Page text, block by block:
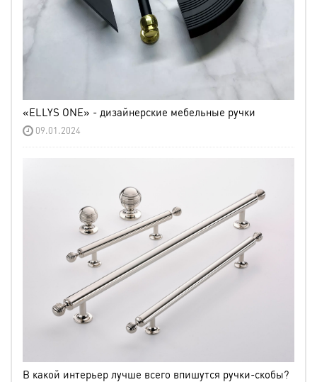
«ELLYS ONE» - дизайнерские мебельные ручки
09.01.2024
В какой интерьер лучше всего впишутся ручки-скобы?